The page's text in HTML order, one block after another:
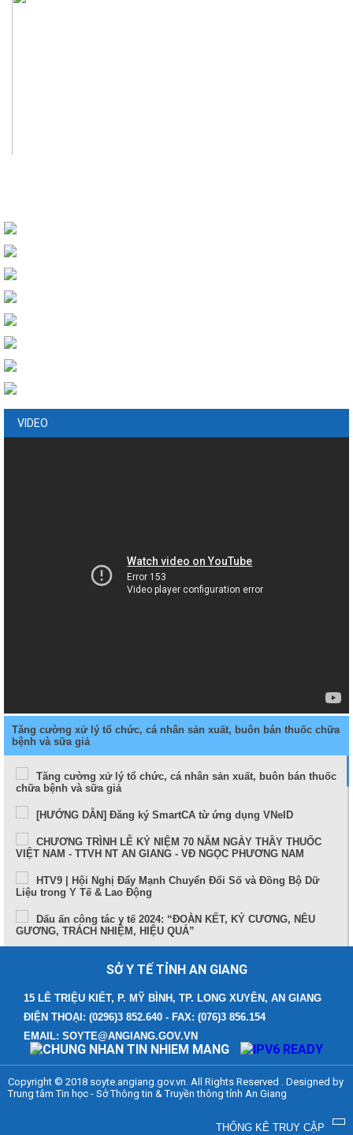
VIDEO
Tăng cường xử lý tổ chức, cá nhân sản xuất, buôn bán thuốc chữa
bệnh và sữa giả
Tăng cường xử lý tổ chức, cá nhân sản xuất, buôn bán thuốc
chữa bệnh và sữa giả
[HƯỚNG DẪN] Đăng ký SmartCA từ ứng dụng VNeID
CHƯƠNG TRÌNH LỄ KỶ NIỆM 70 NĂM NGÀY THẦY THUỐC
VIỆT NAM - TTVH NT AN GIANG - VĐ NGỌC PHƯƠNG NAM
HTV9 | Hội Nghị Đẩy Mạnh Chuyển Đổi Số và Đồng Bộ Dữ
Liệu trong Y Tế & Lao Động
Dấu ấn công tác y tế 2024: “ĐOÀN KẾT, KỶ CƯƠNG, NÊU
GƯƠNG, TRÁCH NHIỆM, HIỆU QUẢ”
tiến bộ trong tiếp cận, điều trị hiện nay
TUẦN LỄ THẾ GIỚI NUÔI CON BẰNG SỮA MẸ (1 – 7/8/2024)
Thông điệp phòng, chống bệnh bạch hầu
Những điểm mới trong Luật Khám bệnh, chữa bệnh (sửa đổi)
năm 2023
SỞ Y TẾ TỈNH AN GIANG
15 LÊ TRIỆU KIẾT, P. MỸ BÌNH, TP. LONG XUYÊN, AN GIANG
ĐIỆN THOẠI: (0296)3 852.640 - FAX: (076)3 856.154
EMAIL: SOYTE@ANGIANG.GOV.VN
Copyright © 2018 soyte.angiang.gov.vn. All Rights Reserved . Designed by
Trung tâm Tin học - Sở Thông tin & Truyền thông tỉnh An Giang
THỐNG KÊ TRUY CẬP